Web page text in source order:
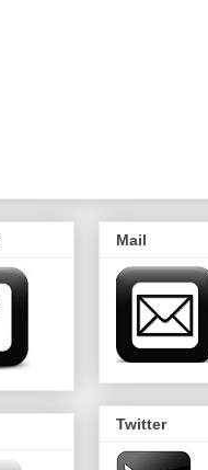
Mail
Twitter